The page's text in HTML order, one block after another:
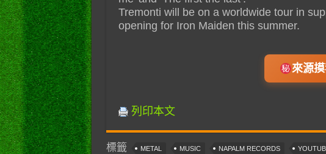
Tremonti will be on a worldwide tour in
opening for Iron Maiden this summer.
來源
列印本文
標籤 METAL MUSIC NAPALM RECORDS